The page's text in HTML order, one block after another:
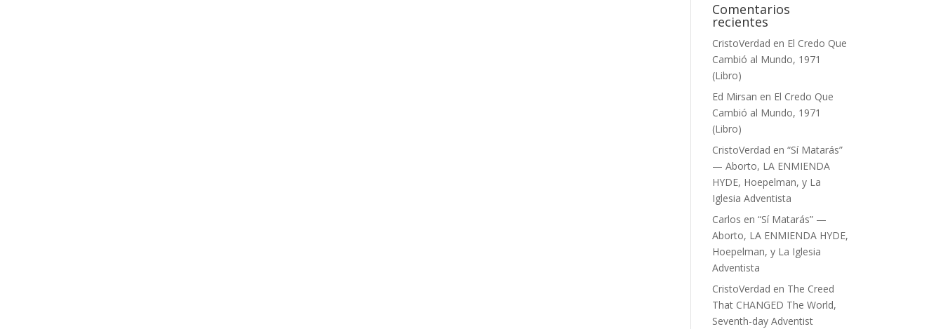
Comentarios
recientes
CristoVerdad en El Credo Que
Cambió al Mundo, 1971
(Libro)
Ed Mirsan en El Credo Que
Cambió al Mundo, 1971
(Libro)
CristoVerdad en“Sí Matarás”
— Aborto, LA ENMIENDA
HYDE, Hoepelman, y La
Iglesia Adventista
Carlos en“Sí Matarás” —
Aborto, LA ENMIENDA HYDE,
Hoepelman, y La Iglesia
Adventista
CristoVerdad en The Creed
That CHANGED The World,
Seventh-day Adventist